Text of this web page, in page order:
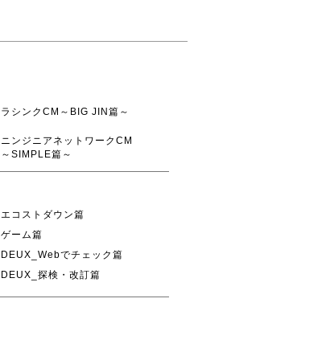
ラシンクCM～BIG JIN篇～
ニンジニアネットワークCM
～SIMPLE篇～
エコストダウン篇
ゲーム篇
DEUX_Webでチェック篇
DEUX_探検・改訂篇